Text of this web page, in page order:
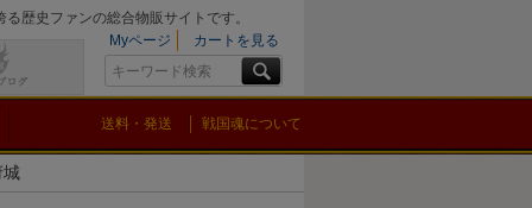
歴史ファンの総合物販サイトです。
Myページ
カートを見る
送料・発送 戦国魂について